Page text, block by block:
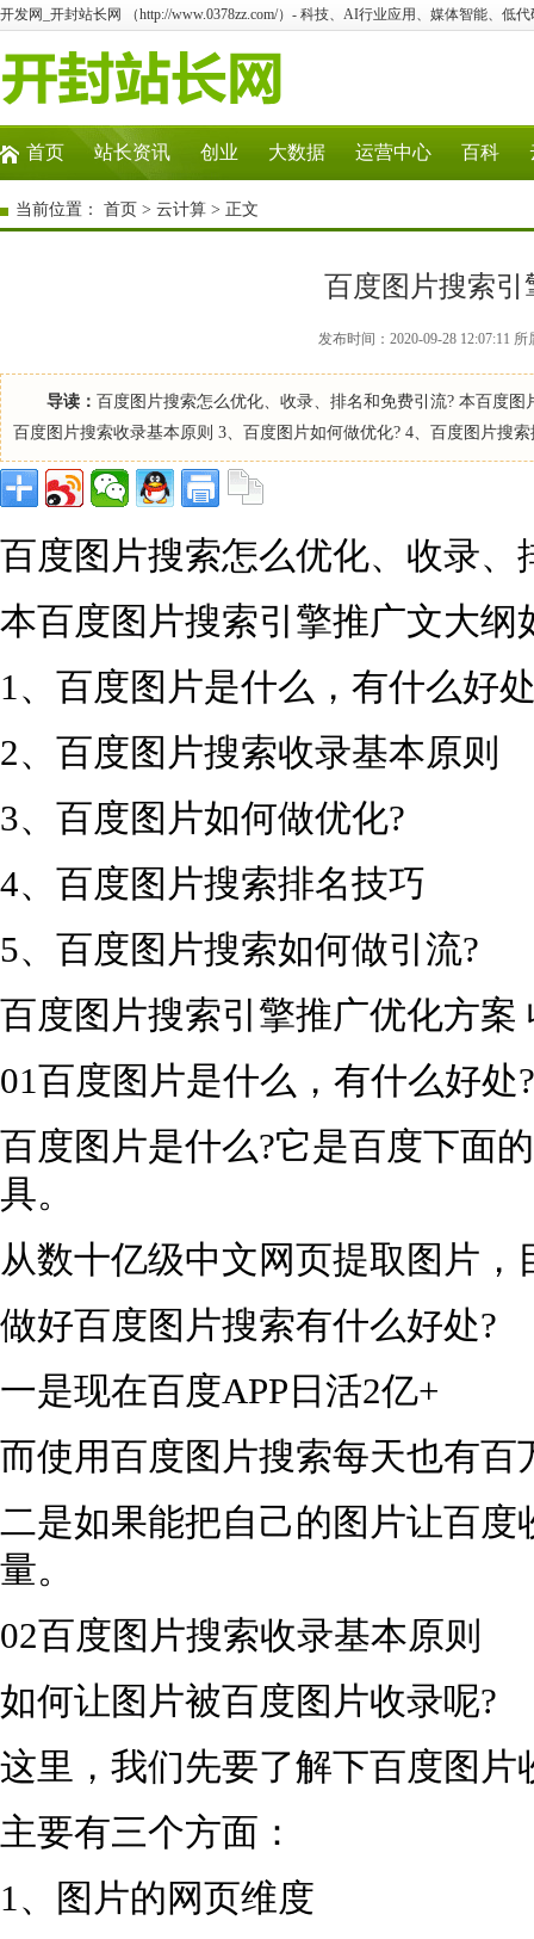
开发网_开封站长网 （http://www.0378zz.com/）- 科技、AI行业应用、媒体智能、低
首页 站长资讯 创业 大数据 运营中心 百科
当前位置： 首页 > 云计算 > 正文
百度图片搜索
发布时间：2020-09-28 12:07:11
导读： 百度图片搜索怎么优化、收录、排名和免费引流? 本百度
百度图片搜索收录基本原则 3、百度图片如何做优化? 4、百度图片搜
百度图片搜索怎么优化、收录、
本百度图片搜索引擎推广文大纲
1、百度图片是什么，有什么好
2、百度图片搜索收录基本原则
3、百度图片如何做优化?
4、百度图片搜索排名技巧
5、百度图片搜索如何做引流?
百度图片搜索引擎推广优化方案
01百度图片是什么，有什么好处?
百度图片是什么?它是百度下面
具。
从数十亿级中文网页提取图片
做好百度图片搜索有什么好处?
一是现在百度APP日活2亿+
而使用百度图片搜索每天也有
二是如果能把自己的图片让百
量。
02百度图片搜索收录基本原则
如何让图片被百度图片收录呢?
这里，我们先要了解下百度图片
主要有三个方面：
1、图片的网页维度